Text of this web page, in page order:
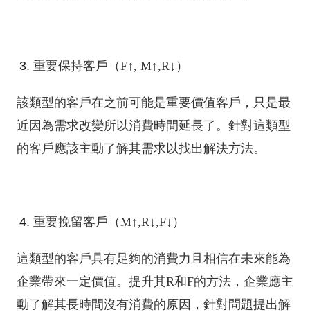
重要保持客戶（F↑, M↑,R↓）
該類型的客戶在之前可能是重要價值客戶，只是最
近因為需求改變所以消費時間延長了。針對這類型
的客戶應該主動了解其需求以找出解決方法。
重要挽留客戶（M↑,R↓,F↓）
這類型的客戶具有足夠的消費力且相信在未來能為
企業帶來一定價值。提升其R和F的方法，企業應主
動了解其長時間沒有消費的原因，針對問題提出解